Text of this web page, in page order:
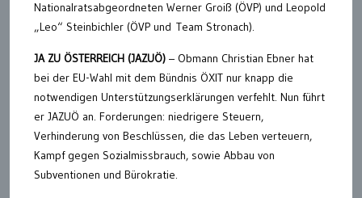
Nationalratsabgeordneten Werner Groiß (ÖVP) und Leopold
„Leo“ Steinbichler (ÖVP und Team Stronach).
JA ZU ÖSTERREICH (JAZUÖ) – Obmann Christian Ebner hat
bei der EU-Wahl mit dem Bündnis ÖXIT nur knapp die
notwendigen Unterstützungserklärungen verfehlt. Nun führt
er JAZUÖ an. Forderungen: niedrigere Steuern,
Verhinderung von Beschlüssen, die das Leben verteuern,
Kampf gegen Sozialmissbrauch, sowie Abbau von
Subventionen und Bürokratie.